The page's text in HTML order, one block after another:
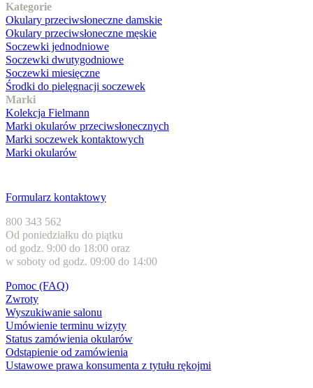
Kategorie
Okulary przeciwsłoneczne damskie
Okulary przeciwsłoneczne męskie
Soczewki jednodniowe
Soczewki dwutygodniowe
Soczewki miesięczne
Środki do pielęgnacji soczewek
Marki
Kolekcja Fielmann
Marki okularów przeciwsłonecznych
Marki soczewek kontaktowych
Marki okularów
Formularz kontaktowy
800 343 562
Od poniedziałku do piątku
od godz. 9:00 do 18:00 oraz
w soboty od godz. 09:00 do 14:00
Pomoc (FAQ)
Zwroty
Wyszukiwanie salonu
Umówienie terminu wizyty
Status zamówienia okularów
Odstąpienie od zamówienia
Ustawowe prawa konsumenta z tytułu rękojmi